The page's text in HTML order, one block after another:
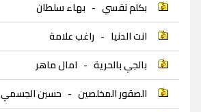
بكلم نفسي - بهاء سلطان
انت الدنيا - راغب علامة
بالجي بالحرية - امال ماهر
الصقور المخلصين - حسين الجسمي